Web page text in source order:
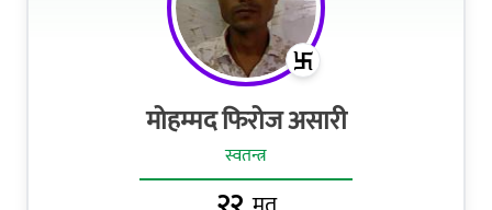
मोहम्मद फिरोज असारी
स्वतन्त्र